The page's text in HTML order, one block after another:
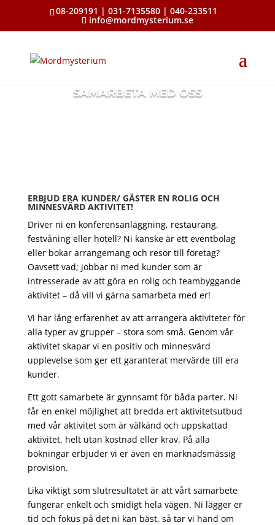
08-209191 | 031-7135580 | 040-233511
info@mordmysterium.se
SAMARBETA MED OSS
ERBJUD ERA KUNDER/ GÄSTER EN ROLIG OCH
MINNESVÄRD AKTIVITET!
Driver ni en konferensanläggning, restaurang,
festvåning eller hotell? Ni kanske är ett eventbolag
eller bokar arrangemang och resor till företag?
Oavsett vad; jobbar ni med kunder som är
intresserade av att göra en rolig och teambyggande
aktivitet – då vill vi gärna samarbeta med er!
Vi har lång erfarenhet av att arrangera aktiviteter för
alla typer av grupper – stora som små. Genom vår
aktivitet skapar vi en positiv och minnesvärd
upplevelse som ger ett garanterat mervärde till era
kunder.
Ett gott samarbete är gynnsamt för båda parter. Ni
får en enkel möjlighet att bredda ert aktivitetsutbud
med vår aktivitet som är välkänd och uppskattad
aktivitet, helt utan kostnad eller krav. På alla
bokningar erbjuder vi er även en marknadsmässig
provision.
Lika viktigt som slutresultatet är att vårt samarbete
fungerar enkelt och smidigt hela vägen. Ni lägger er
tid och fokus på det ni kan bäst, så tar vi hand om